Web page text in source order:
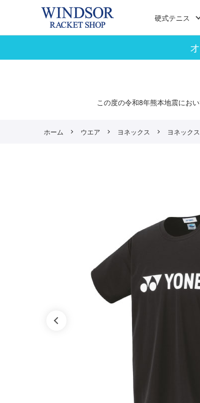
硬式テニス
この度の令和8年熊本地震にお
ホーム ウエア ヨネックス ヨネック